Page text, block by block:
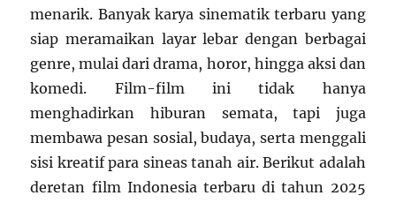
menarik. Banyak karya sinematik terbaru yang
siap meramaikan layar lebar dengan berbagai
genre, mulai dari drama, horor, hingga aksi dan
komedi. Film-film ini tidak hanya
menghadirkan hiburan semata, tapi juga
membawa pesan sosial, budaya, serta menggali
sisi kreatif para sineas tanah air. Berikut adalah
deretan film Indonesia terbaru di tahun 2025